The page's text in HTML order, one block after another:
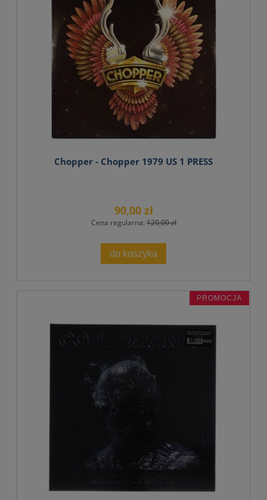
Chopper - Chopper 1979 US 1 PRESS
90,00 zł
Cena regularna:120,00 zł
do koszyka
PROMOCJA